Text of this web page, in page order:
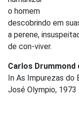
o homem
descobrindo em
a perene,
de con-viver.
Carlos Drummond
In As Impurezas do
José Olympio, 1973